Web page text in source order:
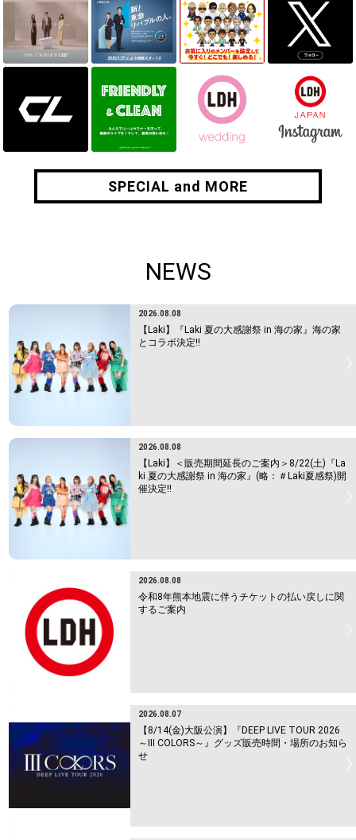
SPECIAL and MORE
SPECIAL and MORE
NEWS
2026.08.08
【Laki】『Laki 夏の大感謝祭 in 海の家』海の家
とコラボ決定!!
2026.08.08
【Laki】＜販売期間延長のご案内＞8/22(土)『La
ki 夏の大感謝祭 in 海の家』(略：＃Laki夏感祭)開
催決定!!
2026.08.08
令和8年熊本地震に伴うチケットの払い戻しに関
するご案内
2026.08.07
【8/14(金)大阪公演】『DEEP LIVE TOUR 2026
～Ⅲ COLORS～』グッズ販売時間・場所のお知ら
せ